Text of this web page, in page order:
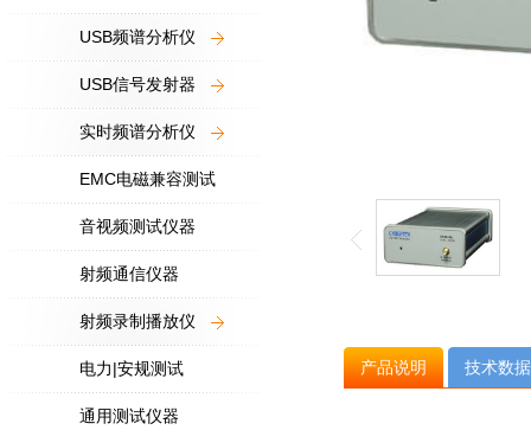
USB频谱分析仪
USB信号发射器
实时频谱分析仪
EMC电磁兼容测试
音视频测试仪器
射频通信仪器
射频录制播放仪
电力|安规测试
通用测试仪器
产品说明 技术数据